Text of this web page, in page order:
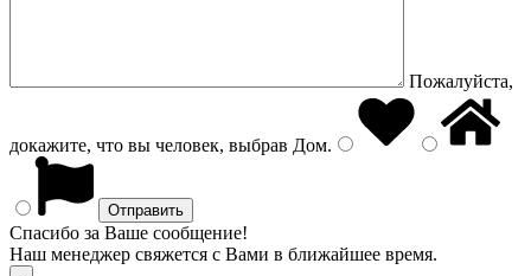
Пожалуйста,
докажите, что вы человек, выбрав Дом.
Спасибо за Ваше сообщение!
Наш менеджер свяжется с Вами в ближайшее время.